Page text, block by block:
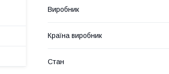
Виробник
Країна виробник
Стан